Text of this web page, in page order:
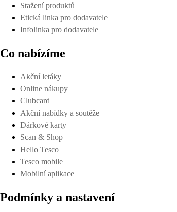
Stažení produktů
Etická linka pro dodavatele
Infolinka pro dodavatele
Co nabízíme
Akční letáky
Online nákupy
Clubcard
Akční nabídky a soutěže
Dárkové karty
Scan & Shop
Hello Tesco
Tesco mobile
Mobilní aplikace
Podmínky a nastavení